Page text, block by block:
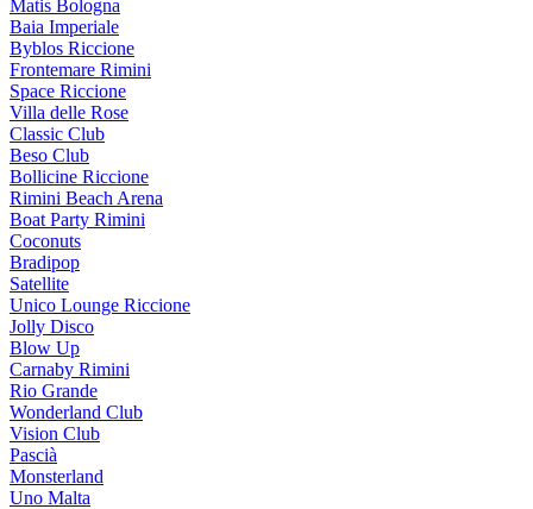
Matis Bologna
Baia Imperiale
Byblos Riccione
Frontemare Rimini
Space Riccione
Villa delle Rose
Classic Club
Beso Club
Bollicine Riccione
Rimini Beach Arena
Boat Party Rimini
Coconuts
Bradipop
Satellite
Unico Lounge Riccione
Jolly Disco
Blow Up
Carnaby Rimini
Rio Grande
Wonderland Club
Vision Club
Pascià
Monsterland
Uno Malta